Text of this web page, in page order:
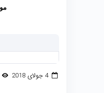
4 جولای 2018